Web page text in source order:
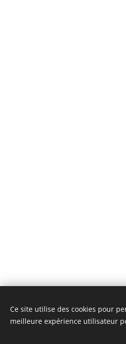
Unione Superiori Generali -
Ce site utilise des cookies pour
meilleure expérience utilisateur